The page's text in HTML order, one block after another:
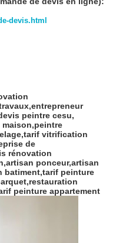
devis.html
peintre cesu,
vitrification
de
rénovation
ponceur,artisan
batiment,tarif peinture
peinture appartement